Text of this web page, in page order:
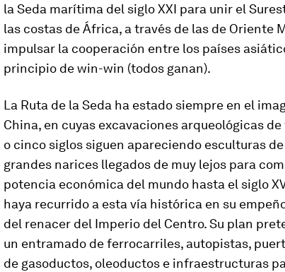
la Seda marítima del siglo XXI para unir el
las costas de África, a través de las de Oriente
impulsar la cooperación entre los países
principio dewin-win (todos ganan).
La Ruta de la Seda ha estado siempre en el
China, en cuyas excavaciones arqueológicas
o cinco siglos siguen apareciendo esculturas
grandes narices llegados de muy lejos para
potencia económica del mundo hasta el siglo
haya recurrido a esta vía histórica en su
del renacer del Imperio del Centro. Su plan
un entramado de ferrocarriles, autopistas,
de gasoductos, oleoductos e infraestructuras